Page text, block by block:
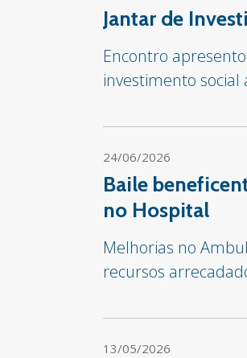
Jantar de
Encontro
investimento social
24/06/2026
Baile
no Hospital
Melhorias no
recursos
13/05/2026